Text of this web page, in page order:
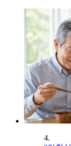
4.